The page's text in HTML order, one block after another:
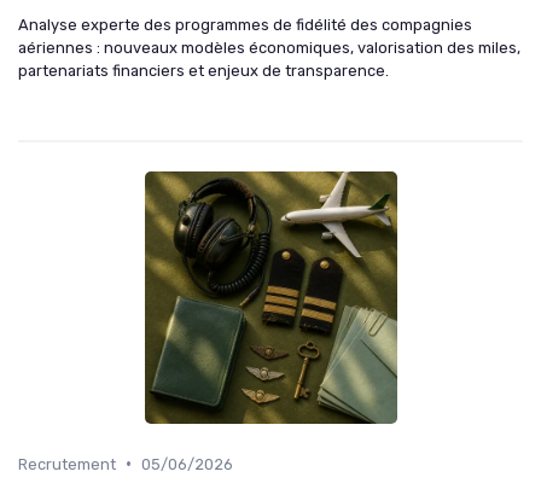
Analyse experte des programmes de fidélité des compagnies
aériennes : nouveaux modèles économiques, valorisation des miles,
partenariats financiers et enjeux de transparence.
Recrutement • 05/06/2026